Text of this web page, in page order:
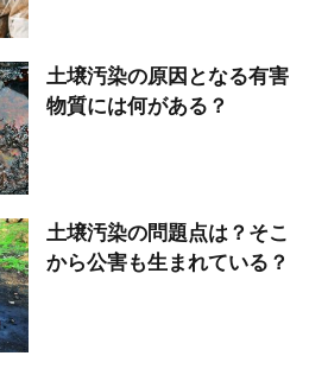
土壌汚染の原因となる有害
物質には何がある？
土壌汚染の問題点は？そこ
から公害も生まれている？